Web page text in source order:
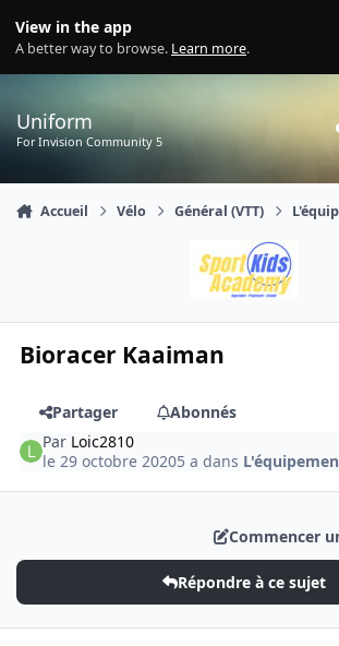
View in the app
A better way to browse. Learn more.
Uniform
For Invision Community 5
Accueil Vélo Général (VTT)
Bioracer Kaaiman
Partager
Abonnés
Par Loic2810
le 29 octobre 20205 a dans
Commencer
Répondre à ce sujet